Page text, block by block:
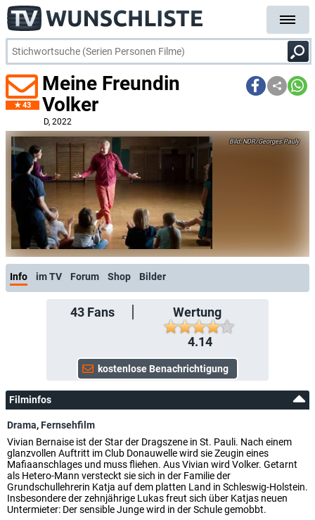
43
Meine Freundin
Volker
D, 2022
NDR/Georges Pauly
Info im TV Forum Shop Bilder
43Fans
Wertung
4.14
Filminfos
Drama,Fernsehfilm
Vivian Bernaise ist der Star der Dragszene in St. Pauli. Nach einem
glanzvollen Auftritt im Club Donauwelle wird sie Zeugin eines
Mafiaanschlages und muss fliehen. Aus Vivian wird Volker. Getarnt
als Hetero-Mann versteckt sie sich in der Familie der
Grundschullehrerin Katja auf dem platten Land in Schleswig-Holstein.
Insbesondere der zehnjährige Lukas freut sich über Katjas neuen
Untermieter: Der sensible Junge wird in der Schule gemobbt.